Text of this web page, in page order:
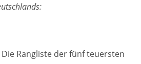
Rangliste der fünf teuersten